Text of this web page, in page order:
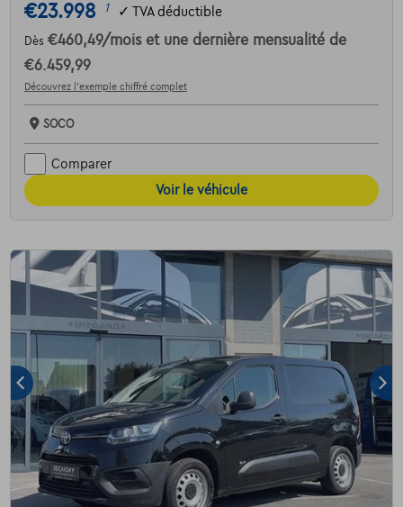
€23.998 1 ✓ TVA déductible
Dès €460,49/mois et une dernière mensualité de
€6.459,99
Découvrez l’exemple chiffré complet
SOCO
Comparer
Voir le véhicule